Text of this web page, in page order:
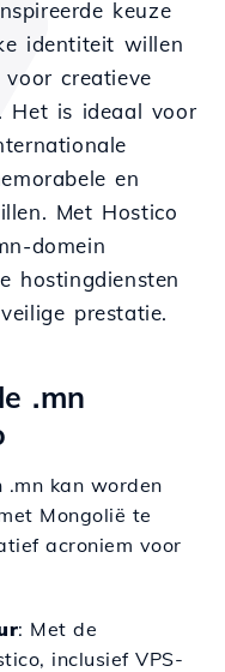
keuze
identiteit willen
creatieve
Het is ideaal voor
en
Met Hostico
domein
hostingdiensten
prestatie.
.mn
.mn kan worden
Mongolië te
acroniem voor
: Met de
inclusief VPS-